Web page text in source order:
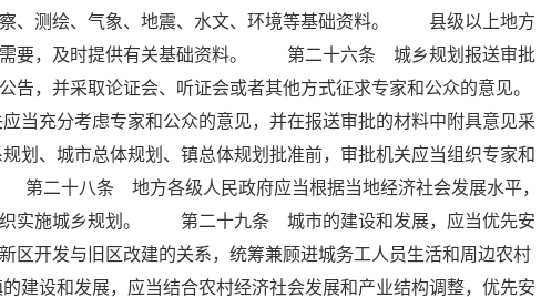
、测绘、气象、地震、水文、环境等基础资料。 县级以上地方
需要，及时提供有关基础资料。 第二十六条 城乡规划报送审批
告，并采取论证会、听证会或者其他方式征求专家和公众的意见。
充分考虑专家和公众的意见，并在报送审批的材料中附具意见采
城市总体规划、镇总体规划批准前，审批机关应当组织专家和
二十八条 地方各级人民政府应当根据当地经济社会发展水平，
织实施城乡规划。 第二十九条 城市的建设和发展，应当优先安
区开发与旧区改建的关系，统筹兼顾进城务工人员生活和周边农村
设和发展，应当结合农村经济社会发展和产业结构调整，优先安